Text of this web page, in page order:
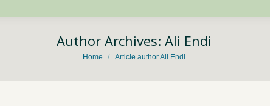
Author Archives: Ali Endi
You are here:
Home Article author Ali Endi